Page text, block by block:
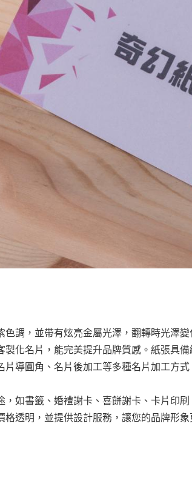
色調，並帶有炫亮金屬光澤，翻轉時光澤
製化名片，能完美提升品牌質感。紙張具
導圓角、名片後加工等多種名片加工方
，如書籤、婚禮謝卡、喜餅謝卡、卡片印
透明，並提供設計服務，讓您的品牌形